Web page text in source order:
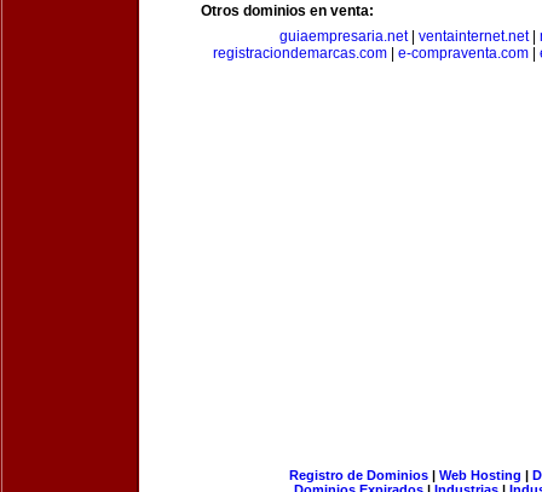
Otros dominios en venta:
guiaempresaria.net| ventainternet.net|
registraciondemarcas.com| e-compraventa.com|
Registro de Dominios| Web Hosting |